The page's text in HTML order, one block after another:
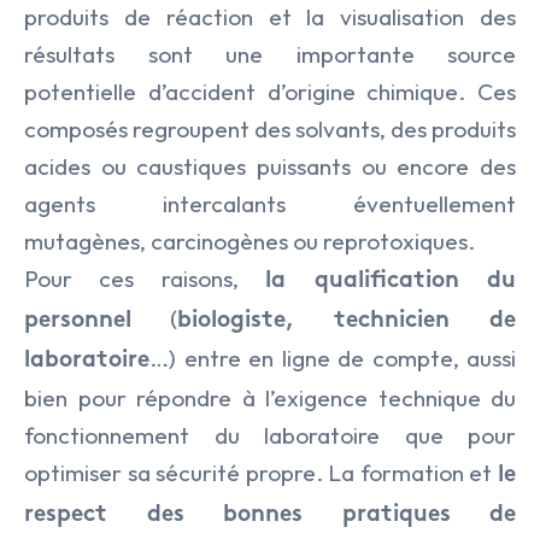
produits de réaction et la visualisation des
résultats sont une importante source
potentielle d’accident d’origine chimique. Ces
composés regroupent des solvants, des produits
acides ou caustiques puissants ou encore des
agents intercalants éventuellement
mutagènes, carcinogènes ou reprotoxiques.
Pour ces raisons,
la qualification du
personnel
(biologiste, technicien de
laboratoire…) entre en ligne de compte, aussi
bien pour répondre à l’exigence technique du
fonctionnement du laboratoire que pour
optimiser sa sécurité propre. La formation et le
respect des bonnes pratiques de